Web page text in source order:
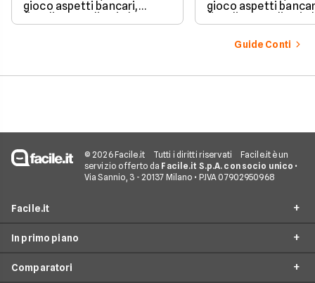
gioco aspetti bancari,
fiscali ed ereditari che
spesso generano
gioco aspetti
fiscali ed ereditari
spesso generano
confusione.
Guide Conti
© 2026 Facile.it Tutti i diritti riservati
Facile.it è un
servizio offerto da Facile.it S.p.A. con socio unico •
Via Sannio, 3 - 20137 Milano • P.IVA 07902950968
Facile.it
Assicurazioni
Prestiti
In primo piano
Conto Online
Comparatori